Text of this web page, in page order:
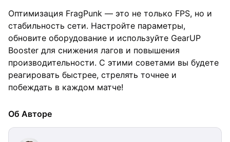
Оптимизация FragPunk — это не только FPS, но и
стабильность сети. Настройте параметры,
обновите оборудование и используйте GearUP
Booster для снижения лагов и повышения
производительности. С этими советами вы будете
реагировать быстрее, стрелять точнее и
побеждать в каждом матче!
Об Авторе